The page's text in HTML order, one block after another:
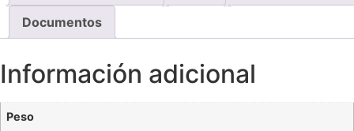
Documentos
Información adicional
Peso